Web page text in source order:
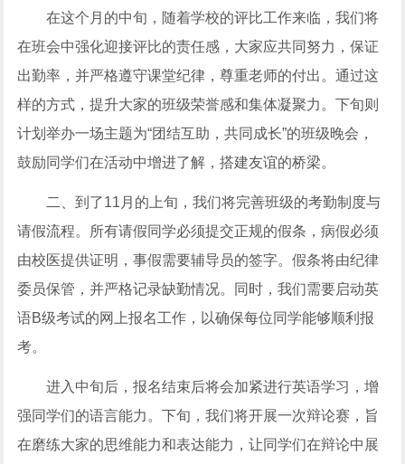
在这个月的中旬，随着学校的评比工作来临，我们将
在班会中强化迎接评比的责任感，大家应共同努力，保证
出勤率，并严格遵守课堂纪律，尊重老师的付出。通过这
样的方式，提升大家的班级荣誉感和集体凝聚力。下旬则
计划举办一场主题为“团结互助，共同成长”的班级晚会，
鼓励同学们在活动中增进了解，搭建友谊的桥梁。
二、到了11月的上旬，我们将完善班级的考勤制度与
请假流程。所有请假同学必须提交正规的假条，病假必须
由校医提供证明，事假需要辅导员的签字。假条将由纪律
委员保管，并严格记录缺勤情况。同时，我们需要启动英
语B级考试的网上报名工作，以确保每位同学能够顺利报
考。
进入中旬后，报名结束后将会加紧进行英语学习，增
强同学们的语言能力。下旬，我们将开展一次辩论赛，旨
在磨练大家的思维能力和表达能力，让同学们在辩论中展